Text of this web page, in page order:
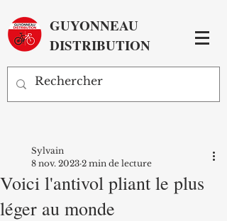
GUYONNEAU
DISTRIBUTION
Voici l'antivol pliant le plus
léger au monde
Sylvain
8 nov. 2023 2 min de lecture